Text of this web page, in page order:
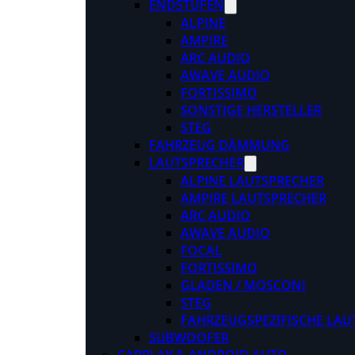
ENDSTUFEN
ALPINE
AMPIRE
ARC AUDIO
AWAVE AUDIO
FORTISSIMO
SONSTIGE HERSTELLER
STEG
FAHRZEUG DÄMMUNG
LAUTSPRECHER
ALPINE LAUTSPRECHER
AMPIRE LAUTSPRECHER
ARC AUDIO
AWAVE AUDIO
FOCAL
FORTISSIMO
GLADEN / MOSCONI
STEG
FAHRZEUGSPEZIFISCHE
SUBWOOFER